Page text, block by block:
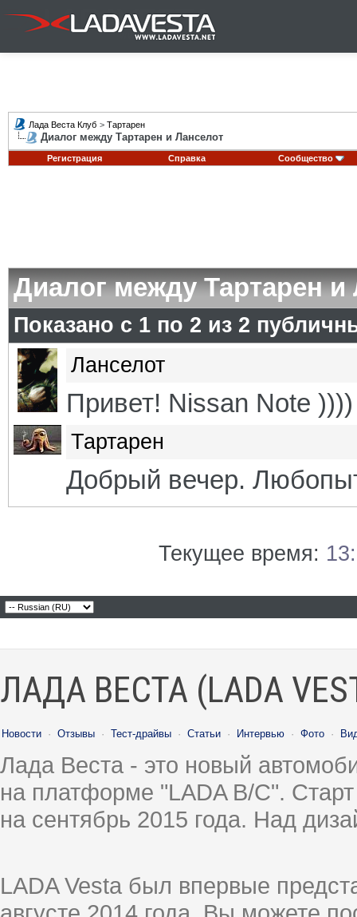
Лада Веста Клуб > Тартарен
Диалог между Тартарен и Ланселот
Регистрация Справка Сообщество
Диалог между Тартарен и
Показано с 1 по 2 из 2
Ланселот
Привет! Nissan Note ))))
Тартарен
Добрый вечер.
Текущее время:
ЛАДА ВЕСТА (LADA
Новости · Отзывы · Тест-драйвы · Статьи · Интервью · Фото ·
Лада Веста - это новый
на платформе "LADA B/C".
на сентябрь 2015 года. Над
LADA Vesta был впервые